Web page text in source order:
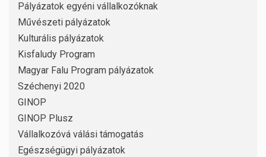
Pályázatok egyéni vállalkozóknak
Művészeti pályázatok
Kulturális pályázatok
Kisfaludy Program
Magyar Falu Program pályázatok
Széchenyi 2020
GINOP
GINOP Plusz
Vállalkozóvá válási támogatás
Egészségügyi pályázatok